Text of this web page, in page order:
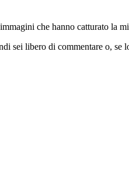
che hanno catturato la
sei libero di commentare o,